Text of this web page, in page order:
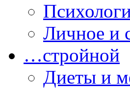
Личное и
…стройной
Диеты и